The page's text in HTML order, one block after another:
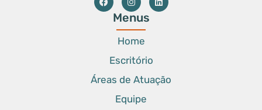
Menus
Home
Escritório
Áreas de Atuação
Equipe